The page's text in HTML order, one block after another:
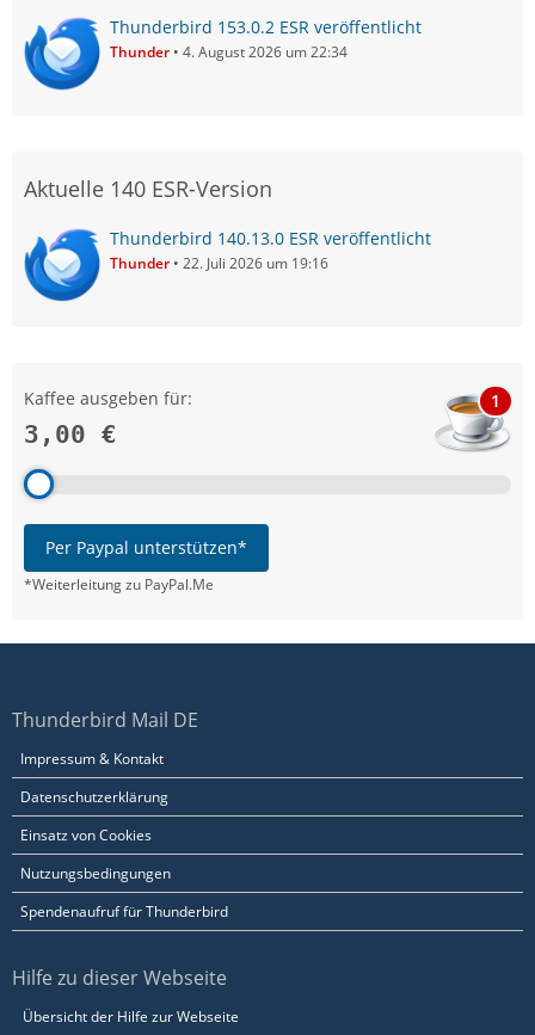
Thunderbird 153.0.2 ESR veröffentlicht
Thunder 4. August 2026 um 22:34
Aktuelle 140 ESR-Version
Thunderbird 140.13.0 ESR veröffentlicht
Thunder 22. Juli 2026 um 19:16
Kaffee ausgeben für:
3,00 €
1
Per Paypal unterstützen*
*Weiterleitung zu PayPal.Me
Thunderbird Mail DE
Impressum & Kontakt
Datenschutzerklärung
Einsatz von Cookies
Nutzungsbedingungen
Spendenaufruf für Thunderbird
Hilfe zu dieser Webseite
Übersicht der Hilfe zur Webseite